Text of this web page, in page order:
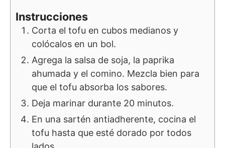
Instrucciones
Corta el tofu en cubos medianos y
colócalos en un bol.
Agrega la salsa de soja, la paprika
ahumada y el comino. Mezcla bien para
que el tofu absorba los sabores.
Deja marinar durante 20 minutos.
En una sartén antiadherente, cocina el
tofu hasta que esté dorado por todos